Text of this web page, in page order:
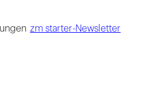
zm starter-Newsletter